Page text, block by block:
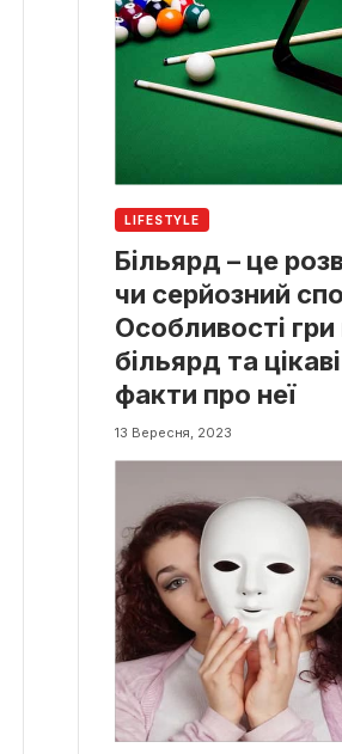
LIFESTYLE
Більярд – це
чи серйозний
Особливості гри
більярд та цікаві
факти про неї
13 Вересня, 2023